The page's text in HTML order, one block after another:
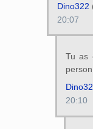
Dino322
20:07
Tu as
20:10